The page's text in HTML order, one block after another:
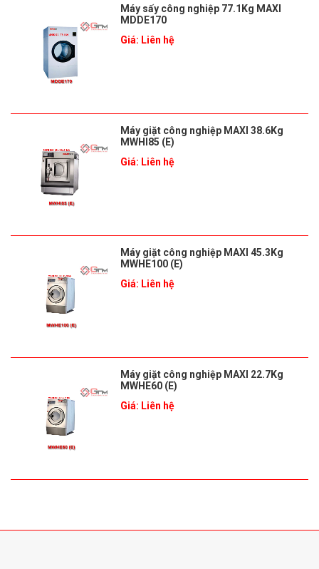
Máy sấy công nghiệp 77.1Kg MAXI
MDDE170
Giá: Liên hệ
Máy giặt công nghiệp MAXI 38.6Kg
MWHI85 (E)
Giá: Liên hệ
Máy giặt công nghiệp MAXI 45.3Kg
MWHE100 (E)
Giá: Liên hệ
Máy giặt công nghiệp MAXI 22.7Kg
MWHE60 (E)
Giá: Liên hệ